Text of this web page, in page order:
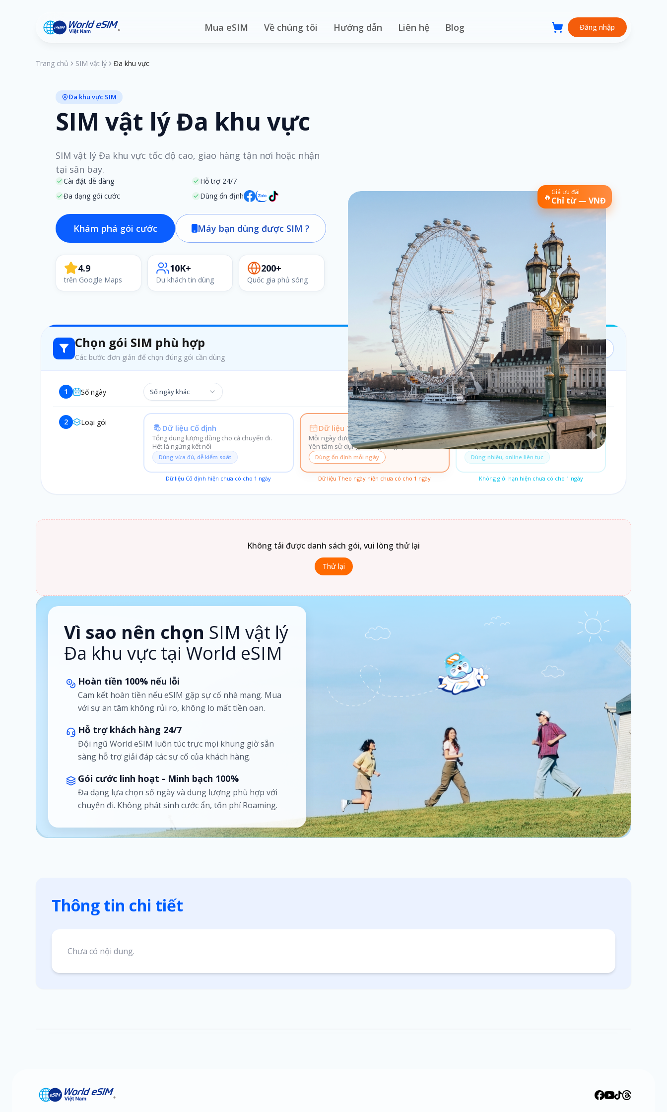
Mua eSIM Về chúng tôi Hướng dẫn Liên hệ Blog Đăng nhập
Trang chủ SIM vật lý Đa khu vực
Đa khu vực SIM
SIM vật lý Đa khu vực
SIM vật lý Đa khu vực tốc độ cao, giao hàng tận nơi hoặc nhận
tại sân bay.
Cài đặt dễ dàng
Hỗ trợ 24/7
Đa dạng gói cước
Dùng ổn định
Khám phá gói cước Máy bạn dùng được SIM ?
4.9
trên Google Maps
10K+
Du khách tin dùng
200+
Quốc gia phủ sóng
🔥Giá ưu đãi
Chỉ từ — VNĐ
Chọn gói SIM phù hợp
Các bước đơn giản để chọn đúng gói cần dùng
Bộ lọc:1 ngày • Theo ngày
1 Số ngày Số ngày khác
2 Loại gói
Dữ liệu Cố định
Tổng dung lượng dùng cho cả chuyến đi.
Hết là ngừng kết nối
Dùng vừa đủ, dễ kiểm soát
Dữ liệu Cố định hiện chưa có cho 1 ngày
Dữ liệu Theo ngày
Mỗi ngày được cấp lại dung lượng mới.
Yên tâm sử dụng, không lo ngày sau
Dùng ổn định mỗi ngày
Dữ liệu Theo ngày hiện chưa có cho 1 ngày
Không giới hạn
Không giới hạn dung lượng.
Dùng thoải mái trong cả chuyến đi.
Dùng nhiều, online liên tục
Không giới hạn hiện chưa có cho 1 ngày
Không tải được danh sách gói, vui lòng thử lại
Thử lại
Vì sao nên chọn SIM vật lý
Đa khu vực tại World eSIM
Hoàn tiền 100% nếu lỗi
Cam kết hoàn tiền nếu eSIM gặp sự cố nhà mạng. Mua
với sự an tâm không rủi ro, không lo mất tiền oan.
Hỗ trợ khách hàng 24/7
Đội ngũ World eSIM luôn túc trực mọi khung giờ sẵn
sàng hỗ trợ giải đáp các sự cố của khách hàng.
Gói cước linh hoạt - Minh bạch 100%
Đa dạng lựa chọn số ngày và dung lượng phù hợp với
chuyến đi. Không phát sinh cước ẩn, tốn phí Roaming.
Thông tin chi tiết
Chưa có nội dung.